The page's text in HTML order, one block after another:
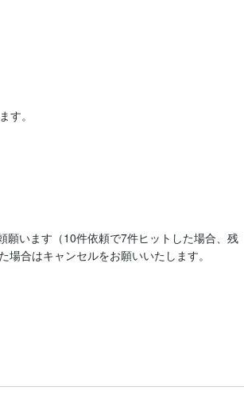
す。
願います（10件依頼で7件ヒットした場合、残
合はキャンセルをお願いいたします。